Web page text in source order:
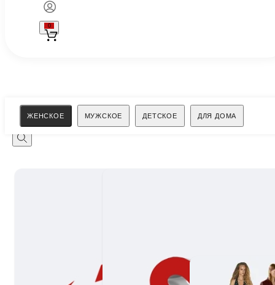
0
ЖЕНСКОЕ МУЖСКОЕ ДЕТСКОЕ ДЛЯ ДОМА
Поиск